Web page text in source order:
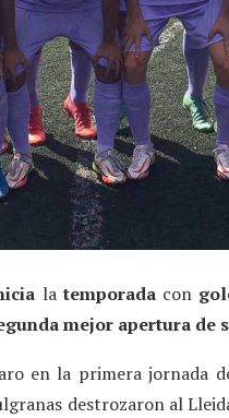
latemporadacon
mejor apertura de
en la primera jornada
destrozaron al